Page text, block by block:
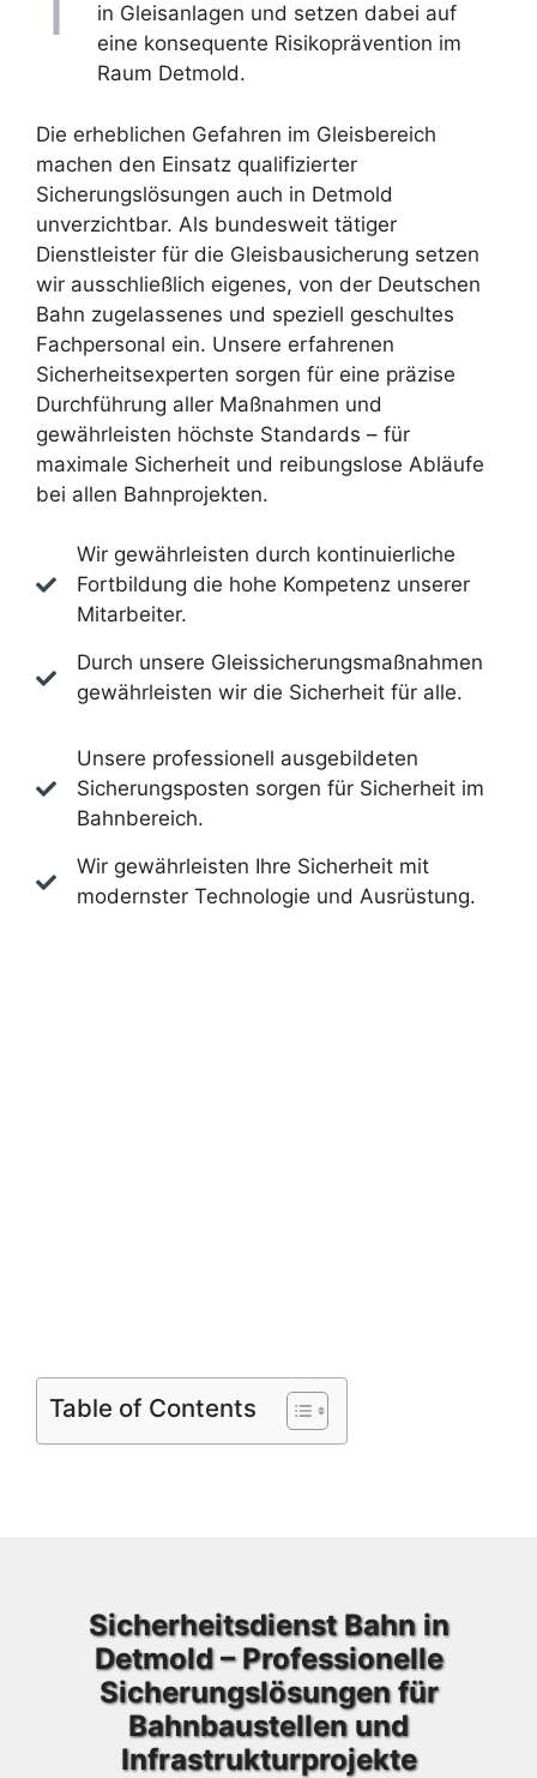
in Gleisanlagen und setzen dabei auf
eine konsequente Risikoprävention im
Raum Detmold.
Die erheblichen Gefahren im Gleisbereich
machen den Einsatz qualifizierter
Sicherungslösungen auch in Detmold
unverzichtbar. Als bundesweit tätiger
Dienstleister für die Gleisbausicherung setzen
wir ausschließlich eigenes, von der Deutschen
Bahn zugelassenes und speziell geschultes
Fachpersonal ein. Unsere erfahrenen
Sicherheitsexperten sorgen für eine präzise
Durchführung aller Maßnahmen und
gewährleisten höchste Standards – für
maximale Sicherheit und reibungslose Abläufe
bei allen Bahnprojekten.
Wir gewährleisten durch kontinuierliche
Fortbildung die hohe Kompetenz unserer
Mitarbeiter.
Durch unsere Gleissicherungsmaßnahmen
gewährleisten wir die Sicherheit für alle.
Unsere professionell ausgebildeten
Sicherungsposten sorgen für Sicherheit im
Bahnbereich.
Wir gewährleisten Ihre Sicherheit mit
modernster Technologie und Ausrüstung.
Table of Contents
Sicherheitsdienst Bahn in
Detmold – Professionelle
Sicherungslösungen für
Bahnbaustellen und
Infrastrukturprojekte